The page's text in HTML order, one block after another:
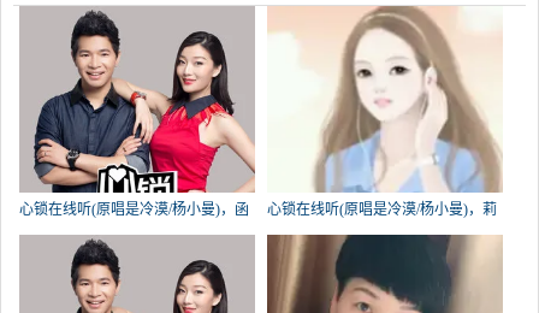
心锁在线听(原唱是冷漠/杨小曼)，函
子演唱点播:531次
心锁在线听(原唱是冷漠/杨小曼)，莉
影倩兮演唱点播:266次